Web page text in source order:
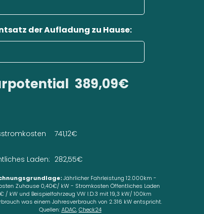
der Aufladung zu Hause:
389,09€
Laden:
741,12€
282,55€
Jährlicher Fahrleistung 12.000km -
Zuhause 0,40€/ kW - Stromkosten Öffentliches Laden
/ kW und Beispielfahrzeug VW I.D.3 mit 19,3 kW/ 100km
was einem Jahresverbrauch von 2.316 kW entspricht.
Quellen:ADAC,Check24